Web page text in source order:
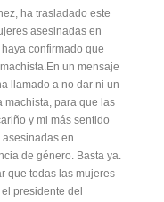
ha trasladado este
asesinadas en
confirmado que
un mensaje
llamado a no dar ni un
machista, para que las
y mi más sentido
en
de género. Basta ya.
que todas las mujeres
presidente del